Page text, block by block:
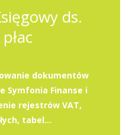
ds.
dokumentów
Symfonia Finanse i
rejestrów VAT,
tabel...